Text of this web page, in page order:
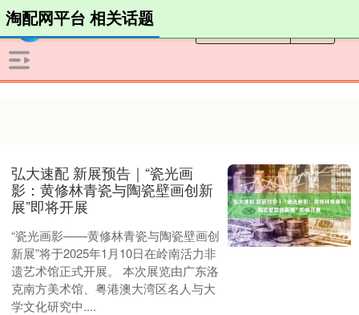
淘配网平台 相关话题
弘大速配 新展预告｜“瓷光画
影：黄修林青瓷与陶瓷壁画创新
展”即将开展
“瓷光画影——黄修林青瓷与陶瓷壁画创
新展”将于2025年1月10日在岭南活力非
遗艺术馆正式开展。 本次展览由广东洛
克南方美术馆、粤港澳大湾区名人与大
学文化研究中....